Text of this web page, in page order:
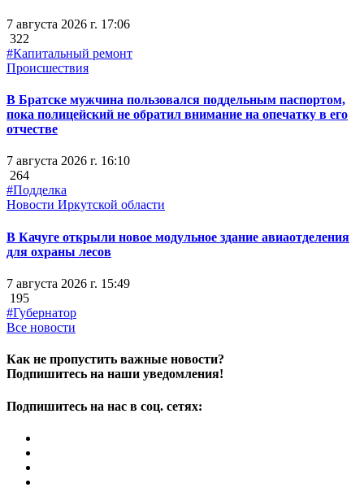
7 августа 2026 г. 17:06
322
#Капитальный ремонт
Происшествия
В Братске мужчина пользовался поддельным паспортом,
пока полицейский не обратил внимание на опечатку в его
отчестве
7 августа 2026 г. 16:10
264
#Подделка
Новости Иркутской области
В Качуге открыли новое модульное здание авиаотделения
для охраны лесов
7 августа 2026 г. 15:49
195
#Губернатор
Все новости
Как не пропустить важные новости?
Подпишитесь на наши уведомления!
Подпишитесь на нас в соц. сетях: